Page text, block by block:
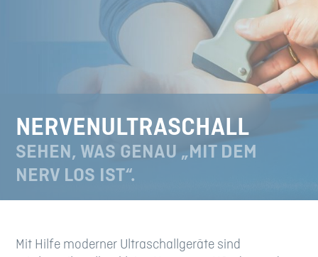
NERVENULTRASCHALL
SEHEN, WAS GENAU „MIT DEM
NERV LOS IST“.
Mit Hilfe moderner Ultraschallgeräte sind